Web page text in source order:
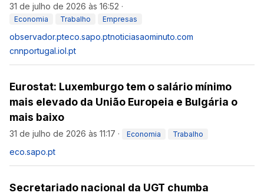
31 de julho de 2026 às 16:52 ·
Economia Trabalho Empresas
observador.pteco.sapo.ptnoticiasaominuto.com
cnnportugal.iol.pt
Eurostat: Luxemburgo tem o salário mínimo
mais elevado da União Europeia e Bulgária o
mais baixo
31 de julho de 2026 às 11:17 · Economia Trabalho
eco.sapo.pt
Secretariado nacional da UGT chumba